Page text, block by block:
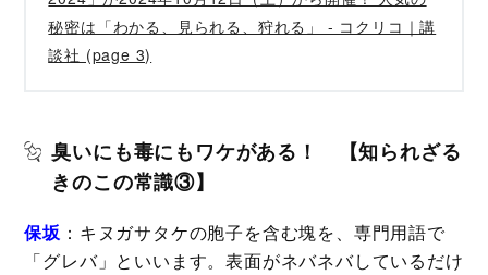
秘密は「わかる、見られる、狩れる」 - コクリコ｜講
談社 (page 3)
臭いにも毒にもワケがある！ 【知られざる
きのこの常識③】
保坂 ：キヌガサタケの胞子を含む塊を、専門用語で
「グレバ」といいます。表面がネバネバしているだけ